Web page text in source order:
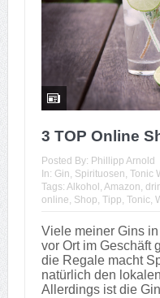
3 TOP Online
Posted By: Phillipp Arnold
In: Gin, Spirituosen, Tonic
Tags: Alkohol , Amazon,
online, Shop, Tipp, Tonic,
Viele meiner Gins
vor Ort im Geschäft
die Regale macht
natürlich den
Allerdings ist die